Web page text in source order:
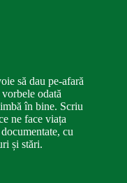
să dau pe-afară
odată
în bine. Scriu
ne face viața
cu
și stări.